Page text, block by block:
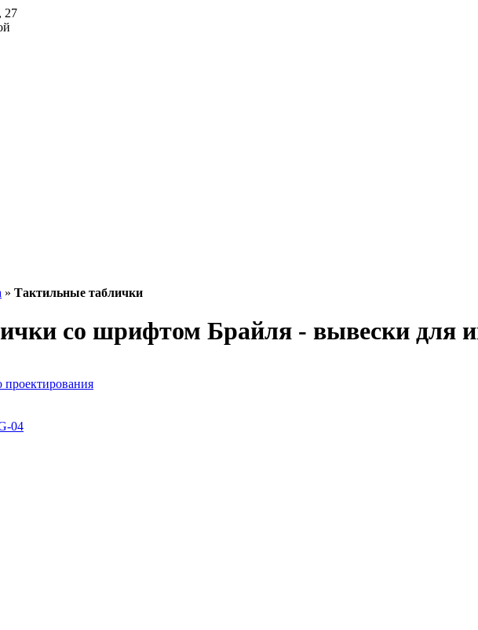
27
» Тактильные таблички
со шрифтом Брайля - вывески для
проектирования
04